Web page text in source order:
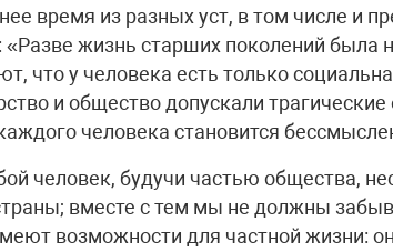
время из разных уст, в том числе и
«Разве жизнь старших поколений
что у человека есть только
и общество допускали
человека становится
человек, будучи частью общества,
вместе с тем мы не должны
возможности для частной жизни: